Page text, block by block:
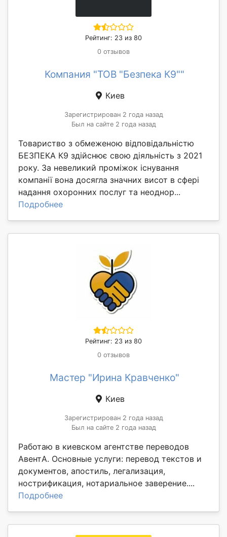
Рейтинг: 23 из 80
0 отзывов
Компания "ТОВ "Безпека К9""
Киев
Зарегистрирован 2 года назад
Был на сайте 2 года назад
Товариство з обмеженою відповідальністю
БЕЗПЕКА К9 здійснює свою діяльність з 2021
року. За невеликий проміжок існування
компанії вона досягла значних висот в сфері
надання охоронних послуг та неоднор...
Подробнее
Рейтинг: 23 из 80
0 отзывов
Мастер "Ирина Кравченко"
Киев
Зарегистрирован 2 года назад
Был на сайте 2 года назад
Работаю в киевском агентстве переводов
АвентА. Основные услуги: перевод текстов и
документов, апостиль, легализация,
нострификация, нотариальное заверение....
Подробнее